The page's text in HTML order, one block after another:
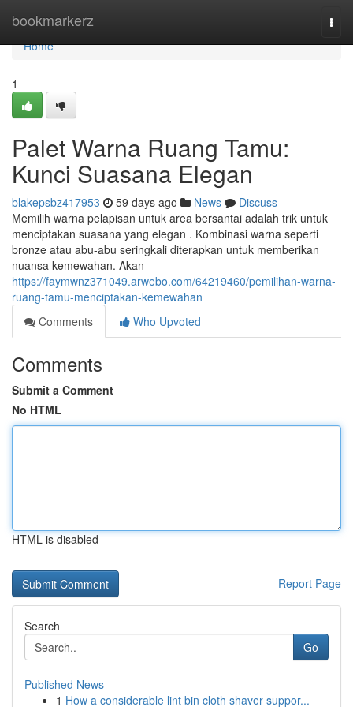
bookmarkerz
Home
Home
1
Palet Warna Ruang Tamu:
Kunci Suasana Elegan
blakepsbz417953 59 days ago News
Discuss
Memilih warna pelapisan untuk area bersantai adalah trik untuk
menciptakan suasana yang elegan . Kombinasi warna seperti
bronze atau abu-abu seringkali diterapkan untuk memberikan
nuansa kemewahan. Akan
https://faymwnz371049.arwebo.com/64219460/pemilihan-warna-
ruang-tamu-menciptakan-kemewahan
Comments
Who Upvoted
Comments
Submit a Comment
No HTML
HTML is disabled
Report Page
Search
Go
Published News
1 How a considerable lint bin cloth shaver suppor...